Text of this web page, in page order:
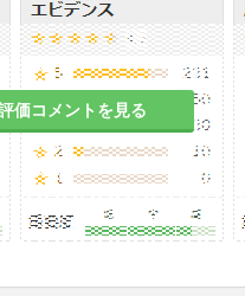
清カルシウム値（mg/dL）
機能亢進症においては、
つとなることがあるので
を行うこと。
ム値の上昇頻度が高くな
清PTHの低下に伴って骨代
価コメントを見る